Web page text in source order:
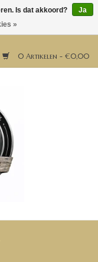
0 Artikelen - €0,00
Is dat akkoord?
Ja
»